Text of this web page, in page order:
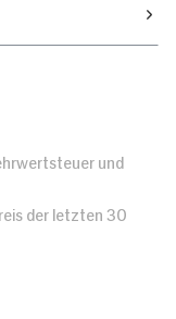
und
der letzten 30